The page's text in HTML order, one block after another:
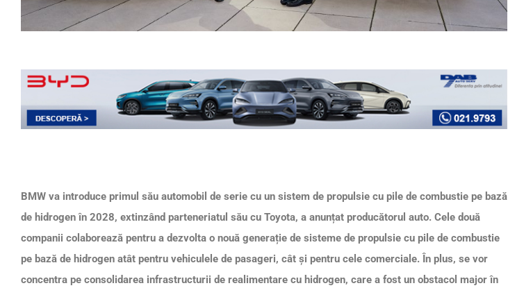
BMW va introduce primul său automobil de serie cu un sistem de propulsie cu pile de combustie pe bază
de hidrogen în 2028, extinzând parteneriatul său cu Toyota, a anunțat producătorul auto. Cele două
companii colaborează pentru a dezvolta o nouă generație de sisteme de propulsie cu pile de combustie
pe bază de hidrogen atât pentru vehiculele de pasageri, cât și pentru cele comerciale. În plus, se vor
concentra pe consolidarea infrastructurii de realimentare cu hidrogen, care a fost un obstacol major în